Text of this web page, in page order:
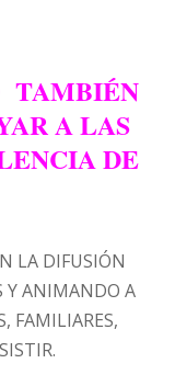
TAMBIÉN
A LAS
DE
LA DIFUSIÓN
Y ANIMANDO A
FAMILIARES,